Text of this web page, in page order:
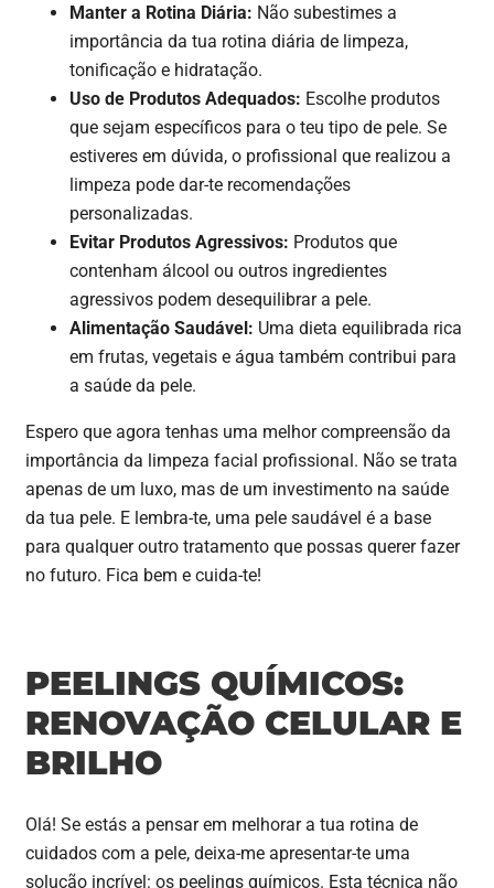
Manter a Rotina Diária: Não subestimes a
importância da tua rotina diária de limpeza,
tonificação e hidratação.
Uso de Produtos Adequados: Escolhe produtos
que sejam específicos para o teu tipo de pele. Se
estiveres em dúvida, o profissional que realizou a
limpeza pode dar-te recomendações
personalizadas.
Evitar Produtos Agressivos: Produtos que
contenham álcool ou outros ingredientes
agressivos podem desequilibrar a pele.
Alimentação Saudável: Uma dieta equilibrada rica
em frutas, vegetais e água também contribui para
a saúde da pele.
Espero que agora tenhas uma melhor compreensão da
importância da limpeza facial profissional. Não se trata
apenas de um luxo, mas de um investimento na saúde
da tua pele. E lembra-te, uma pele saudável é a base
para qualquer outro tratamento que possas querer fazer
no futuro. Fica bem e cuida-te!
PEELINGS QUÍMICOS:
RENOVAÇÃO CELULAR E
BRILHO
Olá! Se estás a pensar em melhorar a tua rotina de
cuidados com a pele, deixa-me apresentar-te uma
solução incrível: os peelings químicos. Esta técnica não